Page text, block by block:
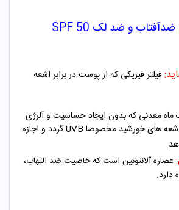
ترکیبات اصلی کرم ضدآفتاب و ضد لک SPF 50
: فیلتر فیزیکی که از پوست در برابر اشعه
معدنی که بدون ایجاد حساسیت و آلرژی
بر پوست باعث بازتاب اشعه های خورشید مخصوصا UVB گردد و اجازه
عصاره آلانتوئین است که خاصیت ضد التهاب،
دارد.